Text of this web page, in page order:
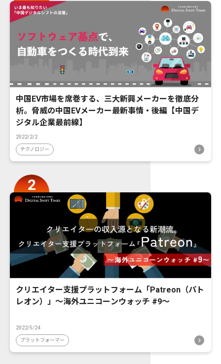
中国EV市場を席巻する、三大新興メーカーを徹底分
析。脅威の中国EVメーカー最新事情・後編【中国デ
ジタル企業最前線】
2022/2/2
テクノロジー
クリエイター支援プラットフォーム「Patreon（パト
レオン）」〜海外ユニコーンウォッチ #9〜
2022/5/24
プラットフォーマー